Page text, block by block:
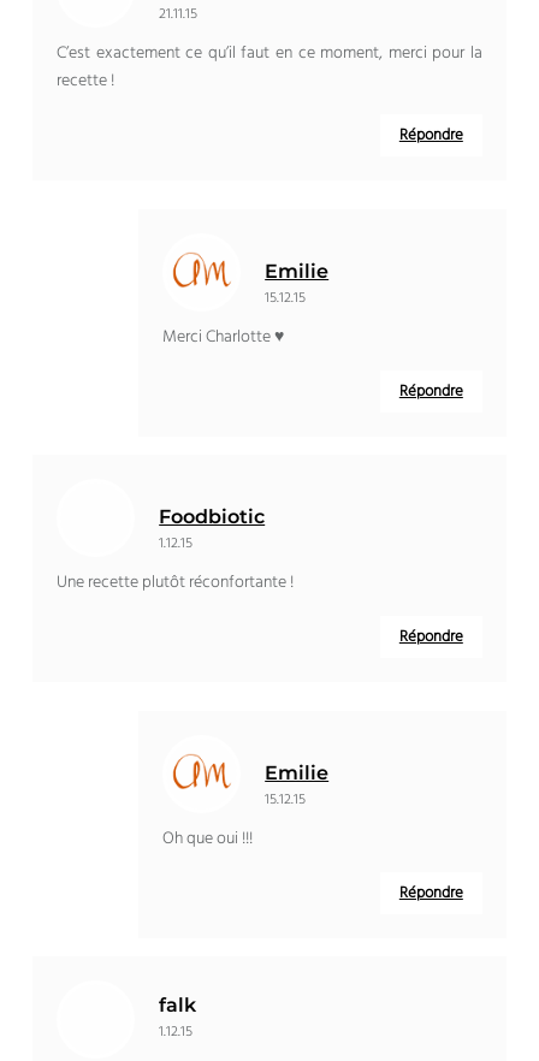
21.11.15
C’est exactement ce qu’il faut en ce moment, merci pour la
recette !
Répondre
Emilie
15.12.15
Merci Charlotte ♥
Répondre
Foodbiotic
1.12.15
Une recette plutôt réconfortante !
Répondre
Emilie
15.12.15
Oh que oui !!!
Répondre
falk
1.12.15